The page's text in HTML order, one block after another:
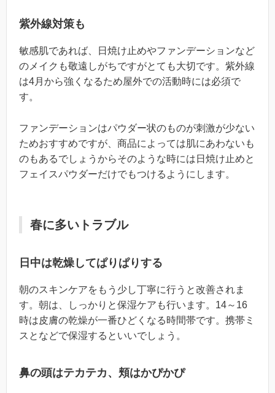
紫外線対策も
敏感肌であれば、日焼け止めやファンデーションなど
のメイクも敬遠しがちですがとても大切です。紫外線
は4月から強くなるため屋外での活動時には必須で
す。
ファンデーションはパウダー状のものが刺激が少ない
ためおすすめですが、商品によっては肌にあわないも
のもあるでしょうからそのような時には日焼け止めと
フェイスパウダーだけでもつけるようにします。
春に多いトラブル
日中は乾燥してぱりぱりする
朝のスキンケアをもう少し丁寧に行うと改善されま
す。朝は、しっかりと保湿ケアも行います。14～16
時は皮膚の乾燥が一番ひどくなる時間帯です。携帯ミ
スとなどで保湿するといいでしょう。
鼻の頭はテカテカ、頬はかぴかぴ